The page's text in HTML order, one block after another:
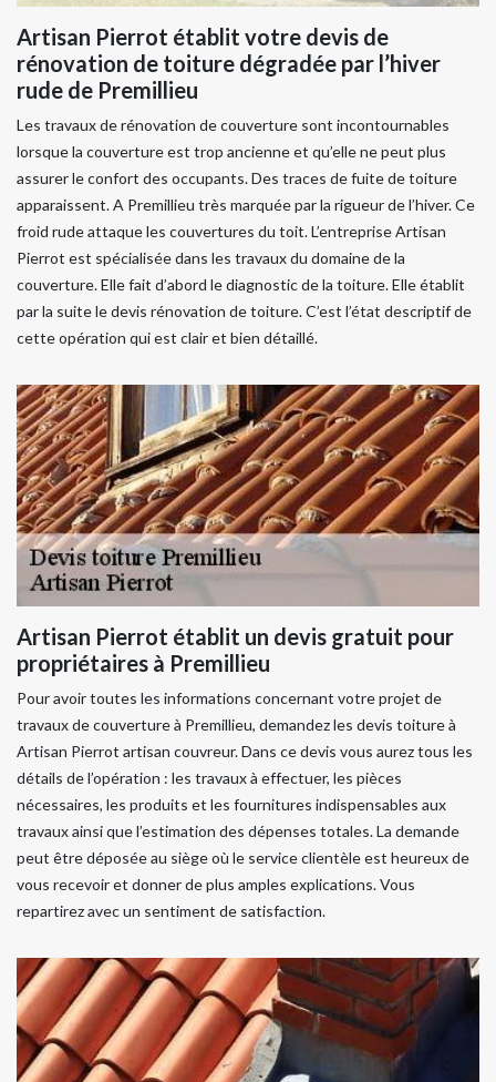
Artisan Pierrot établit votre devis de
rénovation de toiture dégradée par l’hiver
rude de Premillieu
Les travaux de rénovation de couverture sont incontournables
lorsque la couverture est trop ancienne et qu’elle ne peut plus
assurer le confort des occupants. Des traces de fuite de toiture
apparaissent. A Premillieu très marquée par la rigueur de l’hiver. Ce
froid rude attaque les couvertures du toit. L’entreprise Artisan
Pierrot est spécialisée dans les travaux du domaine de la
couverture. Elle fait d’abord le diagnostic de la toiture. Elle établit
par la suite le devis rénovation de toiture. C’est l’état descriptif de
cette opération qui est clair et bien détaillé.
Artisan Pierrot établit un devis gratuit pour
propriétaires à Premillieu
Pour avoir toutes les informations concernant votre projet de
travaux de couverture à Premillieu, demandez les devis toiture à
Artisan Pierrot artisan couvreur. Dans ce devis vous aurez tous les
détails de l’opération : les travaux à effectuer, les pièces
nécessaires, les produits et les fournitures indispensables aux
travaux ainsi que l’estimation des dépenses totales. La demande
peut être déposée au siège où le service clientèle est heureux de
vous recevoir et donner de plus amples explications. Vous
repartirez avec un sentiment de satisfaction.